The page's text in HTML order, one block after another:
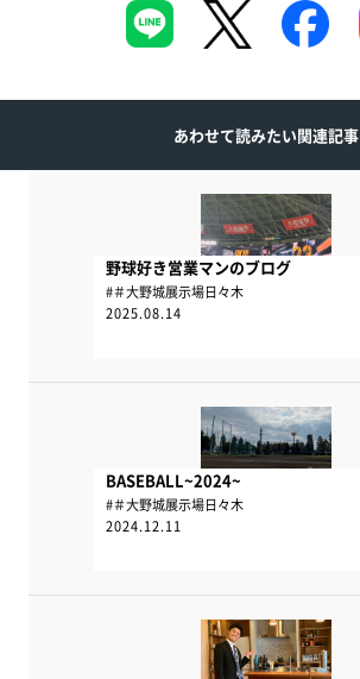
あわせて読みたい関連記事
#＃大野城展示場日々木
野球好き営業マンのブログ
2025.08.14
#＃大野城展示場日々木
BASEBALL~2024~
2024.12.11